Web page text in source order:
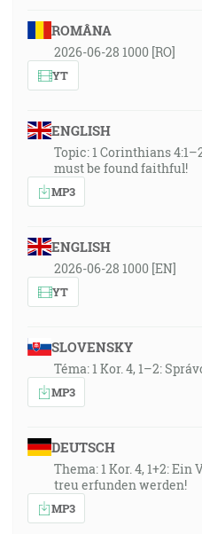
ROMÂNA
2026-06-28 1000 [RO]
YT
ENGLISH
Topic: 1 Corinthians
must be found faithful!
MP3
ENGLISH
2026-06-28 1000 [EN]
YT
SLOVENSKY
Téma: 1 Kor. 4, 1–2:
MP3
DEUTSCH
Thema: 1 Kor. 4, 1+2:
treu erfunden werden!
MP3